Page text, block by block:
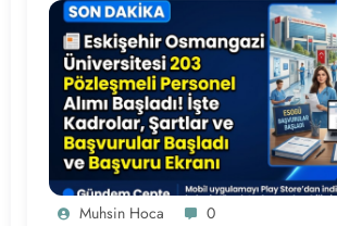
Muhsin Hoca 0